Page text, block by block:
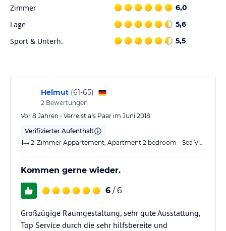
Sonnenschirme stehen zur Verfügung, um erholsame Stunden zu
Hinweis:
Verfasst von HolidayCheck mit Hilfe von KI. Alle
Angaben ohne Gewähr. Bitte lies vor der Buchung die
Zimmer 6,0
Lage 5,6
Sport & Unterh. 5,5
Helmut (61-65)
2 Bewertungen
Vor 8 Jahren • Verreist als Paar im Juni 2018
Verifizierter Aufenthalt
Kommen gerne wieder.
6 / 6
Großzügige Raumgestaltung, sehr gute Ausstattung,
Top Service durch die sehr hilfsbereite und